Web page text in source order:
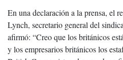
En una declaración a la prensa, el
Lynch, secretario general del
afirmó: “Creo que los británicos
y los empresarios británicos los